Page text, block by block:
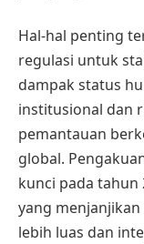
Hal-hal penting
regulasi untuk
dampak status
institusional dan
pemantauan
global.
kunci pada tahun
yang
lebih luas dan